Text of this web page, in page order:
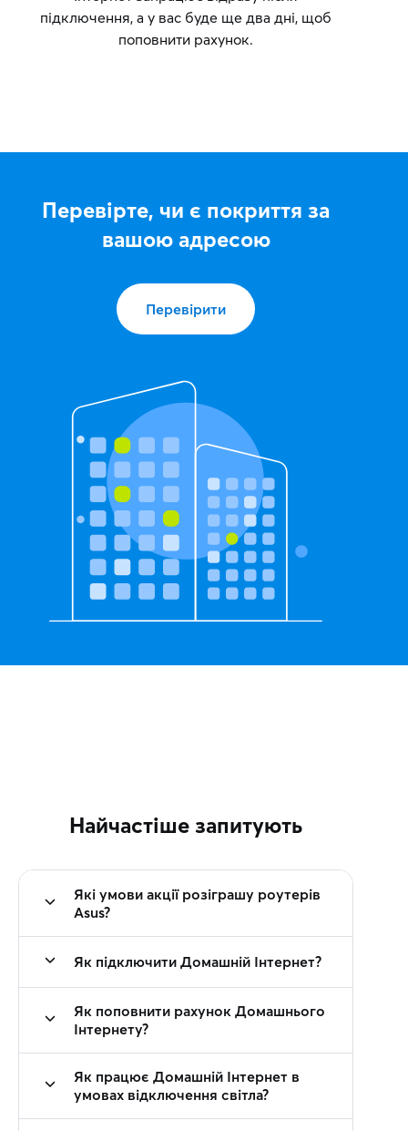
підключення, а у вас буде ще два дні, щоб
поповнити рахунок.
Перевірте, чи є покриття за
вашою адресою
Перевірити
Найчастіше запитують
Які умови акції розіграшу роутерів
Asus?
Як підключити Домашній Інтернет?
Як поповнити рахунок Домашнього
Інтернету?
Як працює Домашній Інтернет в
умовах відключення світла?